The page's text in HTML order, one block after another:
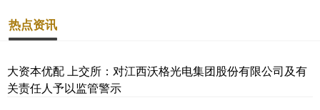
热点资讯
大资本优配 上交所：对江西沃格光电集团股份有限公司及有
关责任人予以监管警示